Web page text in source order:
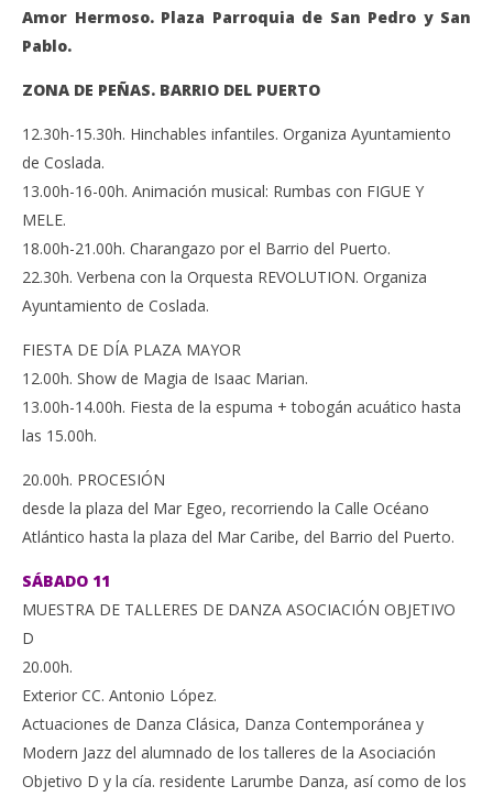
Amor Hermoso. Plaza Parroquia de San Pedro y San
Pablo.
ZONA DE PEÑAS. BARRIO DEL PUERTO
12.30h-15.30h. Hinchables infantiles. Organiza Ayuntamiento
de Coslada.
13.00h-16-00h. Animación musical: Rumbas con FIGUE Y
MELE.
18.00h-21.00h. Charangazo por el Barrio del Puerto.
22.30h. Verbena con la Orquesta REVOLUTION. Organiza
Ayuntamiento de Coslada.
FIESTA DE DÍA PLAZA MAYOR
12.00h. Show de Magia de Isaac Marian.
13.00h-14.00h. Fiesta de la espuma + tobogán acuático hasta
las 15.00h.
20.00h. PROCESIÓN
desde la plaza del Mar Egeo, recorriendo la Calle Océano
Atlántico hasta la plaza del Mar Caribe, del Barrio del Puerto.
SÁBADO 11
MUESTRA DE TALLERES DE DANZA ASOCIACIÓN OBJETIVO
D
20.00h.
Exterior CC. Antonio López.
Actuaciones de Danza Clásica, Danza Contemporánea y
Modern Jazz del alumnado de los talleres de la Asociación
Objetivo D y la cía. residente Larumbe Danza, así como de los